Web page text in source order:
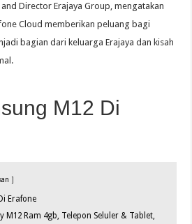
Director Erajaya Group, mengatakan
Cloud memberikan peluang bagi
bagian dari keluarga Erajaya dan kisah
M12 Di
Erafone
M12 Ram 4gb, Telepon Seluler & Tablet,